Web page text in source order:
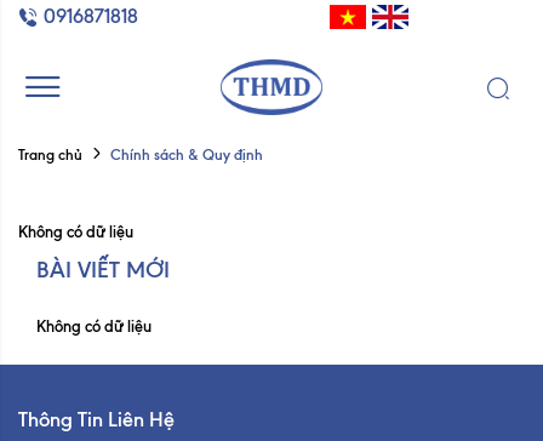
0916871818
Trang chủ Chính sách & Quy định
Không có dữ liệu
BÀI VIẾT MỚI
Không có dữ liệu
Thông Tin Liên Hệ